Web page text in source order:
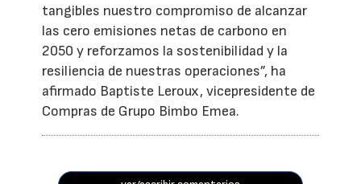
tangibles nuestro compromiso de alcanzar
las cero emisiones netas de carbono en
2050 y reforzamos la sostenibilidad y la
resiliencia de nuestras operaciones”, ha
afirmado Baptiste Leroux, vicepresidente de
Compras de Grupo Bimbo Emea.